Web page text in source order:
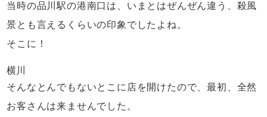
当時の品川駅の港南口は、 いまとはぜんぜん違う、 殺風
景とも言えるくらいの印象でしたよね。
そこに！
横川
そんなとんでもないとこに店を開けたので、最初、全然
お客さんは来ませんでした。